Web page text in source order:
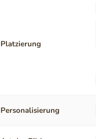
Platzierung
Personalisierung